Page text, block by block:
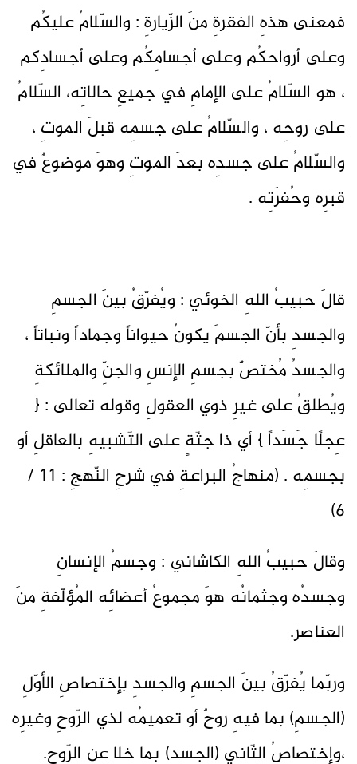
فمعنى هذهِ الفقرةِ منَ الزّيارةِ : والسّلامُ عليكُم
وعلى أرواحكُم وعلى أجسامِكُم وعلى أجسادِكم
، هو السّلامُ على الإمامِ في جميعِ حالاتِه، السّلامُ
على روحِه ، والسّلامُ على جسمِه قبلَ الموتِ ،
والسّلامُ على جسدِه بعدَ الموتِ وهوَ موضوعٌ في
قبرِه وحُفرَتِه .
قالَ حبيبُ اللهِ الخوئي : ويُفرّقُ بينَ الجسمِ
والجسدِ بأنّ الجسمَ يكونُ حيواناً وجماداً ونباتاً ،
والجسدُ مُختصٌّ بجسمِ الإنسِ والجنِّ والملائكةِ
ويُطلقُ على غيرِ ذوي العقولِ وقوله تعالى : {
عِجلًا جَسَداً } أي ذا جثّةٍ على التّشبيهِ بالعاقلِ أو
بجسمِه . (منهاجُ البراعةِ في شرحِ النّهجِ : 11 /
6)
وقالَ حبيبُ اللهِ الكاشاني : وجسمُ الإنسانِ
وجسدُه وجثمانُه هوَ مجموعُ أعضائِه المُؤلّفةِ منَ
العناصر.
وربّما يُفرّقُ بينَ الجسمِ والجسدِ بإختصاصِ الأوّلِ
(الجسمِ) بما فيهِ روحٌ أو تعميمُه لذي الرّوحِ وغيرِه
،وإختصاصُ الثّاني (الجسدِ) بما خلا عنِ الرّوح.